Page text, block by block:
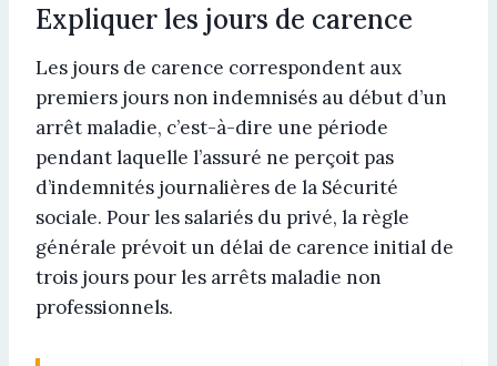
Expliquer les jours de carence
Les jours de carence correspondent aux
premiers jours non indemnisés au début d’un
arrêt maladie, c’est-à-dire une période
pendant laquelle l’assuré ne perçoit pas
d’indemnités journalières de la Sécurité
sociale. Pour les salariés du privé, la règle
générale prévoit un délai de carence initial de
trois jours pour les arrêts maladie non
professionnels.